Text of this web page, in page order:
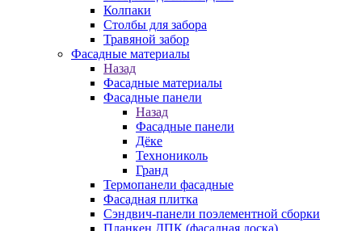
Колпаки
Столбы для забора
Травяной забор
Фасадные материалы
Назад
Фасадные материалы
Фасадные панели
Назад
Фасадные панели
Дёке
Технониколь
Гранд
Термопанели фасадные
Фасадная плитка
Сэндвич-панели поэлементной сборки
Планкен ДПК (фасадная доска)